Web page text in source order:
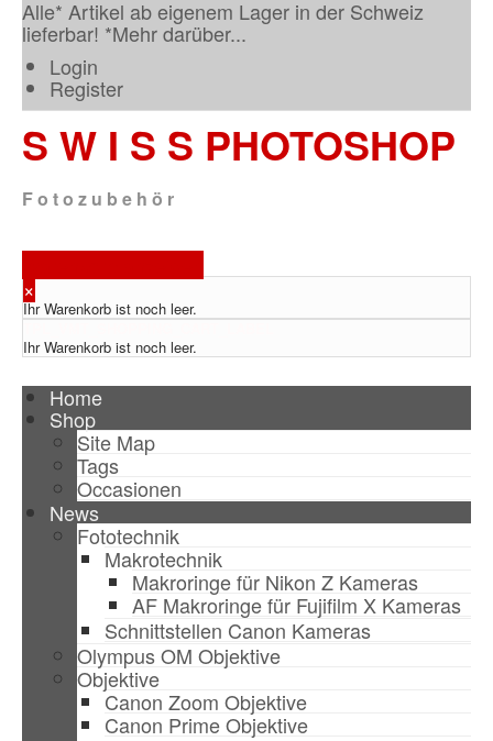
Alle* Artikel ab eigenem Lager in der Schweiz
lieferbar! *Mehr darüber...
Login
Register
S W I S S PHOTOSHOP
F o t o z u b e h ö r
×
Ihr Warenkorb ist noch leer.
Ihr Warenkorb ist noch leer.
Home
Shop
Site Map
Tags
Occasionen
News
Fototechnik
Makrotechnik
Makroringe für Nikon Z Kameras
AF Makroringe für Fujifilm X Kameras
Schnittstellen Canon Kameras
Olympus OM Objektive
Objektive
Canon Zoom Objektive
Canon Prime Objektive